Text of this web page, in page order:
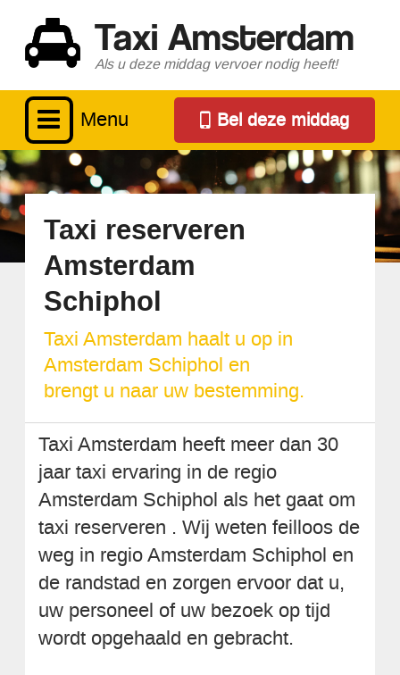
Taxi Amsterdam
Als u deze middag vervoer nodig heeft!
Menu Bel deze middag
Taxi reserveren
Amsterdam
Schiphol
Taxi Amsterdam haalt u op in
Amsterdam Schiphol en
brengt u naar uw bestemming.
Taxi Amsterdam heeft meer dan 30
jaar taxi ervaring in de regio
Amsterdam Schiphol als het gaat om
taxi reserveren . Wij weten feilloos de
weg in regio Amsterdam Schiphol en
de randstad en zorgen ervoor dat u,
uw personeel of uw bezoek op tijd
wordt opgehaald en gebracht.